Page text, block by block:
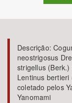
Descrição:
neostrigosus
strigellus
Lentinus
coletado pelos
Yanomami